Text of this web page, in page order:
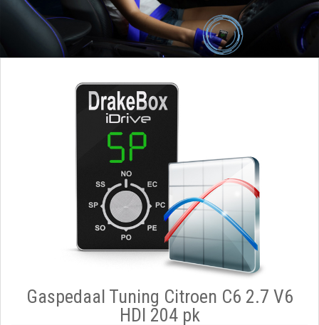
Gaspedaal Tuning Citroen C6 2.7 V6
HDI 204 pk